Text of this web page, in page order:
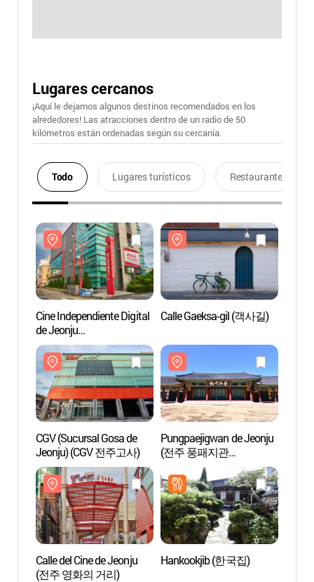
Lugares cercanos
¡Aquí le dejamos algunos destinos recomendados en los
alrededores! Las atracciones dentro de un radio de 50
kilómetros están ordenadas según su cercanía.
Todo Lugares turísticos Restaurantes
Cine Independiente Digital
de Jeonju
(전주디지털독립영화관)
Calle Gaeksa-gil (객사길)
CGV (Sucursal Gosa de
Jeonju) (CGV 전주고사)
Pungpaejigwan de Jeonju
(전주 풍패지관
(전주객사))
Calle del Cine de Jeonju
(전주 영화의 거리)
Hankookjib (한국집)